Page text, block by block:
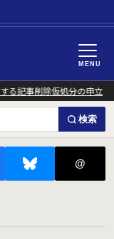
MENU
る記事削除仮処分の申立に
検索
@